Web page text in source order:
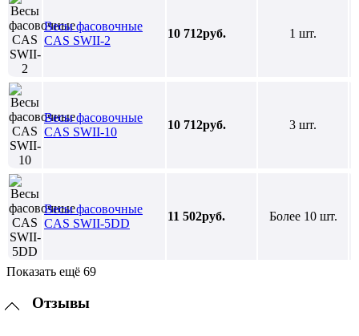
Весы фасовочные
CAS SWII-2
10 712руб. 1 шт.
Весы фасовочные
CAS SWII-10
10 712руб. 3 шт.
Весы фасовочные
CAS SWII-5DD
11 502руб. Более 10 шт.
Показать ещё 69
Отзывы